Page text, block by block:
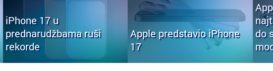
iPhone 17 u
prednarudžbama ruši
rekorde
Apple predstavio iPhone
17
do